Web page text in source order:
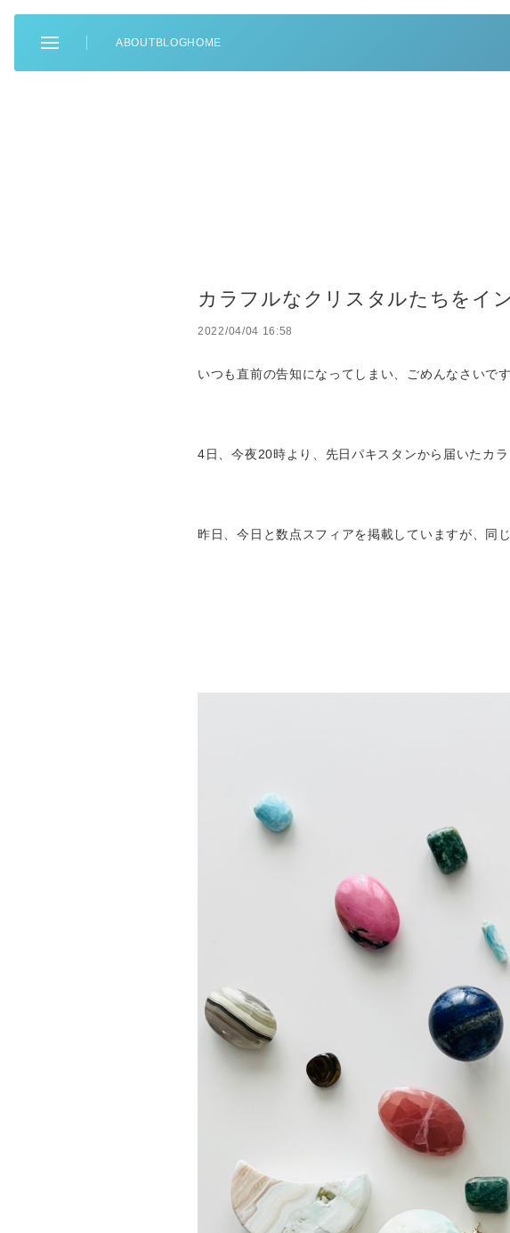
ABOUTBLOGHOME
カラフルなクリスタルたちをイ
2022/04/04 16:58
いつも直前の告知になってしまい、ごめんなさいです
4日、今夜20時より、先日パキスタンから届いたカ
昨日、今日と数点スフィアを掲載していますが、同